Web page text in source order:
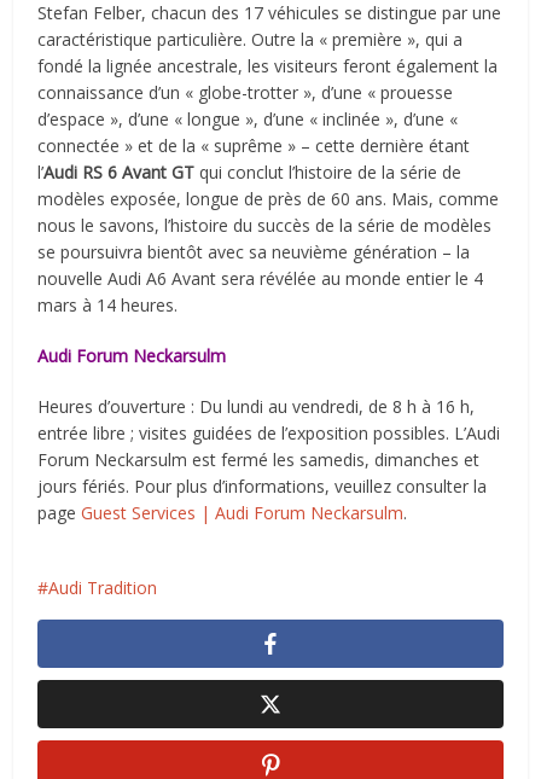
Stefan Felber, chacun des 17 véhicules se distingue par une
caractéristique particulière. Outre la « première », qui a
fondé la lignée ancestrale, les visiteurs feront également la
connaissance d’un « globe-trotter », d’une « prouesse
d’espace », d’une « longue », d’une « inclinée », d’une «
connectée » et de la « suprême » – cette dernière étant
l’Audi RS 6 Avant GTqui conclut l’histoire de la série de
modèles exposée, longue de près de 60 ans. Mais, comme
nous le savons, l’histoire du succès de la série de modèles
se poursuivra bientôt avec sa neuvième génération – la
nouvelle Audi A6 Avant sera révélée au monde entier le 4
mars à 14 heures.
Audi Forum Neckarsulm
Heures d’ouverture : Du lundi au vendredi, de 8 h à 16 h,
entrée libre ; visites guidées de l’exposition possibles. L’Audi
Forum Neckarsulm est fermé les samedis, dimanches et
jours fériés. Pour plus d’informations, veuillez consulter la
pageGuest Services | Audi Forum Neckarsulm.
Audi Tradition